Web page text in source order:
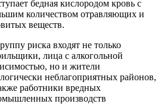
бедная кислородом кровь с
количеством отравляющих и
веществ.
риска входят не только
лица с алкогольной
но и жители
неблагоприятных районов,
работники вредных
производств